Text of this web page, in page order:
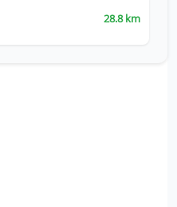
28.8 km